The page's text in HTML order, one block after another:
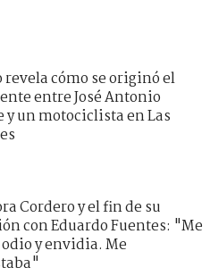
revela cómo se originó el
entre José Antonio
y un motociclista en Las
Cordero y el fin de su
con Eduardo Fuentes: "Me
y envidia. Me